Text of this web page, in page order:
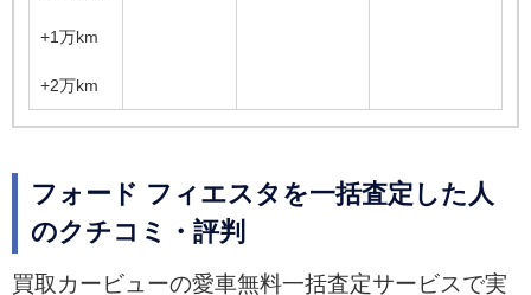
+1万km
+2万km
フォード フィエスタを一括査定した人
のクチコミ・評判
買取カービューの愛車無料一括査定サービスで実